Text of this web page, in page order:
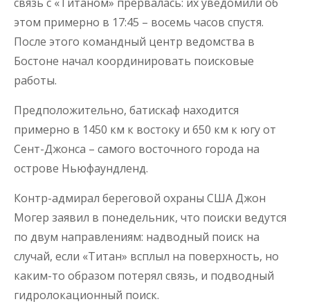
связь с «Титаном» прервалась: их уведомили об
этом примерно в 17:45 – восемь часов спустя.
После этого командный центр ведомства в
Бостоне начал координировать поисковые
работы.
Предположительно, батискаф находится
примерно в 1450 км к востоку и 650 км к югу от
Сент-Джонса – самого восточного города на
острове Ньюфаундленд.
Контр-адмирал береговой охраны США Джон
Могер заявил в понедельник, что поиски ведутся
по двум направлениям: надводный поиск на
случай, если «Титан» всплыл на поверхность, но
каким-то образом потерял связь, и подводный
гидролокационный поиск.